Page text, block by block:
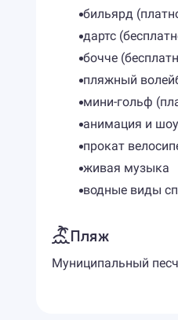
бильярд
дартс
бочче
пляжный
мини-гольф
анимация и
прокат
живая музыка
водные виды
Пляж
Муниципальный